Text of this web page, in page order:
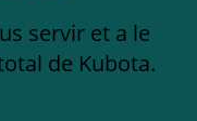
servir et a le
de Kubota.